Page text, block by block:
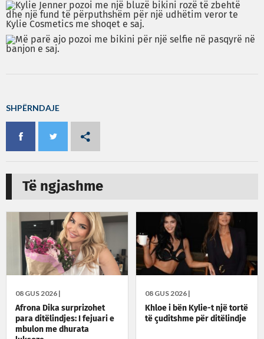
SHPËRNDAJE
Të ngjashme
08 GUS 2026 |
Afrona Dika surprizohet
para ditëlindjes: I fejuari e
mbulon me dhurata
08 GUS 2026 |
Khloe i bën Kylie-t një tortë
të çuditshme për ditëlindje